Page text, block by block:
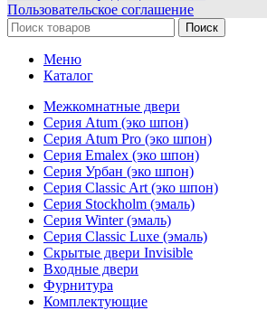
Пользовательское соглашение
Поиск
Меню
Каталог
Межкомнатные двери
Серия Atum (эко шпон)
Серия Atum Pro (эко шпон)
Серия Emalex (эко шпон)
Серия Урбан (эко шпон)
Серия Classic Art (эко шпон)
Серия Stockholm (эмаль)
Серия Winter (эмаль)
Серия Classic Luxe (эмаль)
Скрытые двери Invisible
Входные двери
Фурнитура
Комплектующие